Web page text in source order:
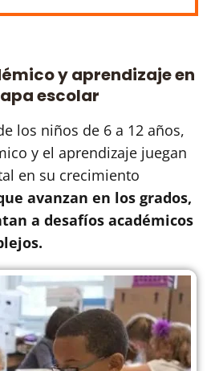
y aprendizaje en
escolar
los niños de 6 a 12 años,
y el aprendizaje juegan
en su crecimiento
avanzan en los grados,
a desafíos académicos